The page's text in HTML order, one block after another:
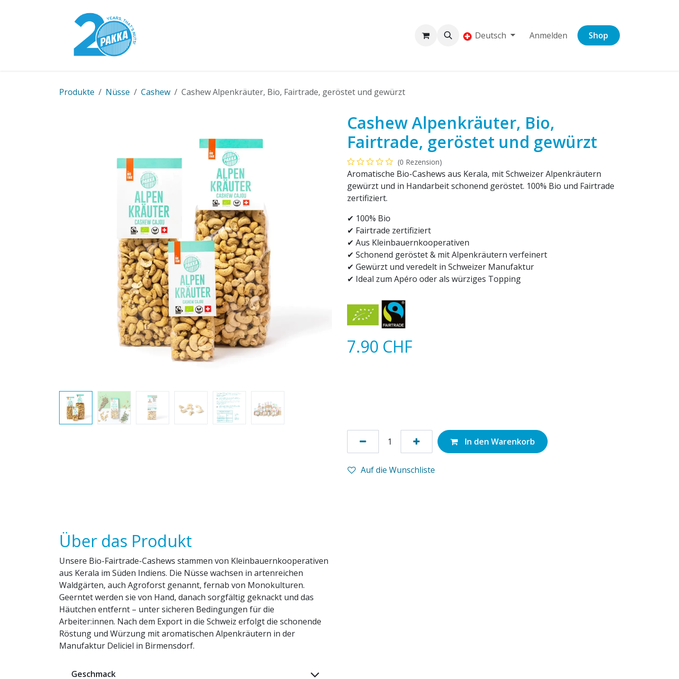
Deutsch Anmelden Shop
Produkte Nüsse Cashew Cashew Alpenkräuter, Bio, Fairtrade, geröstet und gewürzt
Cashew Alpenkräuter, Bio,
Fairtrade, geröstet und gewürzt
(0 Rezension)
Aromatische Bio-Cashews aus Kerala, mit Schweizer Alpenkräutern
gewürzt und in Handarbeit schonend geröstet. 100% Bio und Fairtrade
zertifiziert.
✔ 100% Bio
✔ Fairtrade zertifiziert
✔ Aus Kleinbauernkooperativen
✔ Schonend geröstet & mit Alpenkräutern verfeinert
✔ Gewürzt und veredelt in Schweizer Manufaktur
✔ Ideal zum Apéro oder als würziges Topping
7.90 CHF
In den Warenkorb
Auf die Wunschliste
Über das Produkt
Unsere Bio-Fairtrade-Cashews stammen von Kleinbauernkooperativen
aus Kerala im Süden Indiens. Die Nüsse wachsen in artenreichen
Waldgärten, auch Agroforst genannt, fernab von Monokulturen.
Geerntet werden sie von Hand, danach sorgfältig geknackt und das
Häutchen entfernt – unter sicheren Bedingungen für die
Arbeiter:innen. Nach dem Export in die Schweiz erfolgt die schonende
Röstung und Würzung mit aromatischen Alpenkräutern in der
Manufaktur Deliciel in Birmensdorf.
Geschmack